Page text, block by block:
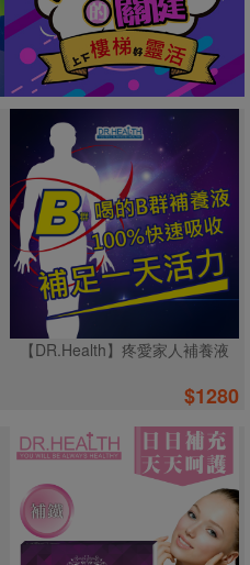
【DR.Health】疼愛家人補養液
$1280